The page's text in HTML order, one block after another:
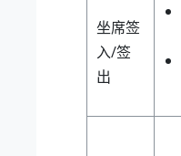
坐席签
入/签
出